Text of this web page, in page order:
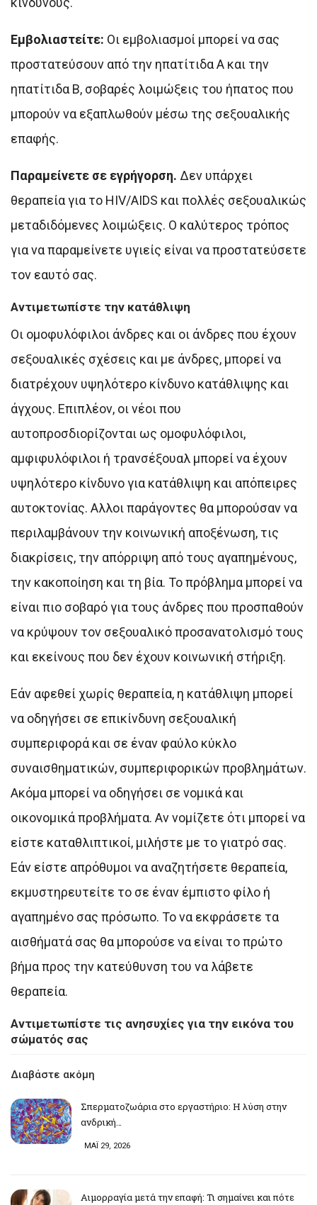
Εμβολιαστείτε: Οι εμβολιασμοί μπορεί να σας
προστατεύσουν από την ηπατίτιδα Α και την
ηπατίτιδα Β, σοβαρές λοιμώξεις του ήπατος που
μπορούν να εξαπλωθούν μέσω της σεξουαλικής
επαφής.
Παραμείνετε σε εγρήγορση. Δεν υπάρχει
θεραπεία για το HIV/AIDS και πολλές σεξουαλικώς
μεταδιδόμενες λοιμώξεις. Ο καλύτερος τρόπος
για να παραμείνετε υγιείς είναι να προστατεύσετε
τον εαυτό σας.
Αντιμετωπίστε την κατάθλιψη
Οι ομοφυλόφιλοι άνδρες και οι άνδρες που έχουν
σεξουαλικές σχέσεις και με άνδρες, μπορεί να
διατρέχουν υψηλότερο κίνδυνο κατάθλιψης και
άγχους. Επιπλέον, οι νέοι που
αυτοπροσδιορίζονται ως ομοφυλόφιλοι,
αμφιφυλόφιλοι ή τρανσέξουαλ μπορεί να έχουν
υψηλότερο κίνδυνο για κατάθλιψη και απόπειρες
αυτοκτονίας. Αλλοι παράγοντες θα μπορούσαν να
περιλαμβάνουν την κοινωνική αποξένωση, τις
διακρίσεις, την απόρριψη από τους αγαπημένους,
την κακοποίηση και τη βία. Το πρόβλημα μπορεί να
είναι πιο σοβαρό για τους άνδρες που προσπαθούν
να κρύψουν τον σεξουαλικό προσανατολισμό τους
και εκείνους που δεν έχουν κοινωνική στήριξη.
Εάν αφεθεί χωρίς θεραπεία, η κατάθλιψη μπορεί
να οδηγήσει σε επικίνδυνη σεξουαλική
συμπεριφορά και σε έναν φαύλο κύκλο
συναισθηματικών, συμπεριφορικών προβλημάτων.
Ακόμα μπορεί να οδηγήσει σε νομικά και
οικονομικά προβλήματα. Αν νομίζετε ότι μπορεί να
είστε καταθλιπτικοί, μιλήστε με το γιατρό σας.
Εάν είστε απρόθυμοι να αναζητήσετε θεραπεία,
εκμυστηρευτείτε το σε έναν έμπιστο φίλο ή
αγαπημένο σας πρόσωπο. Το να εκφράσετε τα
αισθήματά σας θα μπορούσε να είναι το πρώτο
βήμα προς την κατεύθυνση του να λάβετε
θεραπεία.
Αντιμετωπίστε τις ανησυχίες για την εικόνα του
σώματός σας
Διαβάστε ακόμη
Σπερματοζωάρια στο εργαστήριο: Η λύση στην
ανδρική…
ΜΑΪ 29, 2026
Αιμορραγία μετά την επαφή: Τι σημαίνει και πότε